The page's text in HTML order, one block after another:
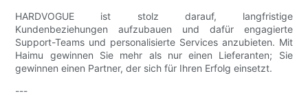
HARDVOGUE ist stolz darauf, langfristige
Kundenbeziehungen aufzubauen und dafür engagierte
Support-Teams und personalisierte Services anzubieten. Mit
Haimu gewinnen Sie mehr als nur einen Lieferanten; Sie
gewinnen einen Partner, der sich für Ihren Erfolg einsetzt.
---